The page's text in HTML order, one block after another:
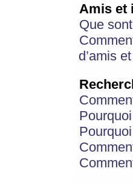
Amis et
Que
d’amis